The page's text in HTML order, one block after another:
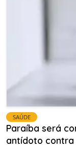
SAÚDE
Paraíba será
antídoto contra